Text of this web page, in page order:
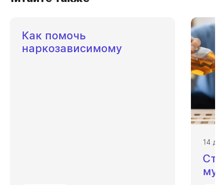
Как помочь
наркозависимому
14